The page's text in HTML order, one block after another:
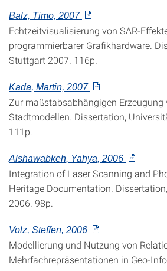
Balz, Timo, 2007
Echtzeitvisualisierung von SAR-
programmierbarer Grafikhardware.
Stuttgart 2007. 116p.
Kada, Martin, 2007
Zur maßstabsabhängigen Erzeugung
Stadtmodellen. Dissertation,
111p.
Alshawabkeh, Yahya, 2006
Integration of Laser Scanning and
Heritage Documentation.
2006. 98p.
Volz, Steffen, 2006
Modellierung und Nutzung von
Mehrfachrepräsentationen in Geo-